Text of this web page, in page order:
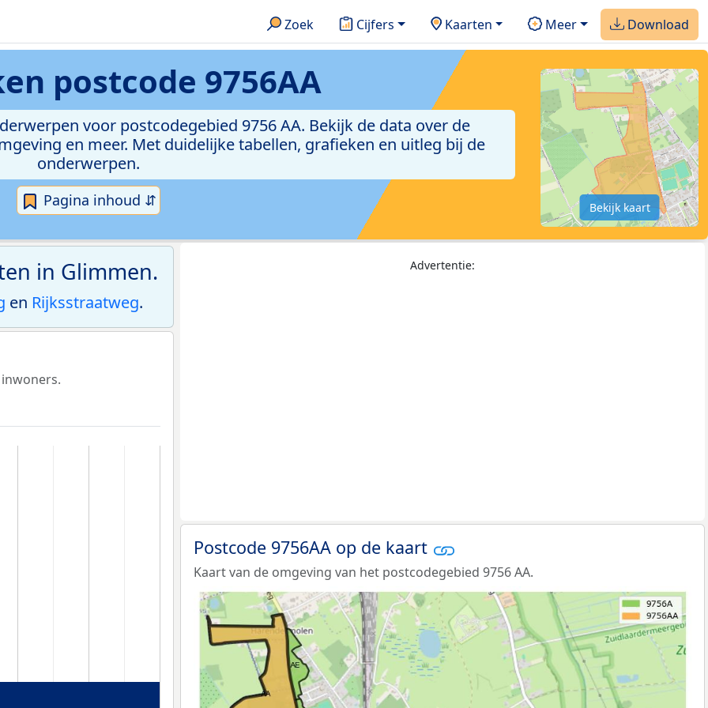
Zoek Cijfers Kaarten Meer Download
postcode 9756AA
voor postcodegebied 9756 AA. Bekijk de data over de
en meer. Met duidelijke tabellen, grafieken en uitleg bij de
onderwerpen.
Pagina inhoud ⇵ Bekijk kaart
in Glimmen.
en Rijksstraatweg.
Advertentie:
Postcode 9756AA op de kaart
Kaart van de omgeving van het postcodegebied 9756 AA.